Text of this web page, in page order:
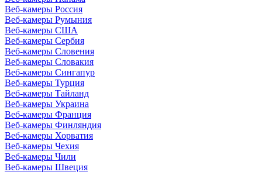
Веб-камеры Россия
Веб-камеры Румыния
Веб-камеры США
Веб-камеры Сербия
Веб-камеры Словения
Веб-камеры Словакия
Веб-камеры Сингапур
Веб-камеры Турция
Веб-камеры Тайланд
Веб-камеры Украина
Веб-камеры Франция
Веб-камеры Финляндия
Веб-камеры Хорватия
Веб-камеры Чехия
Веб-камеры Чили
Веб-камеры Швеция